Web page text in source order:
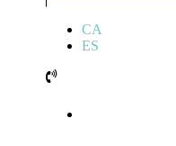
CA
ES